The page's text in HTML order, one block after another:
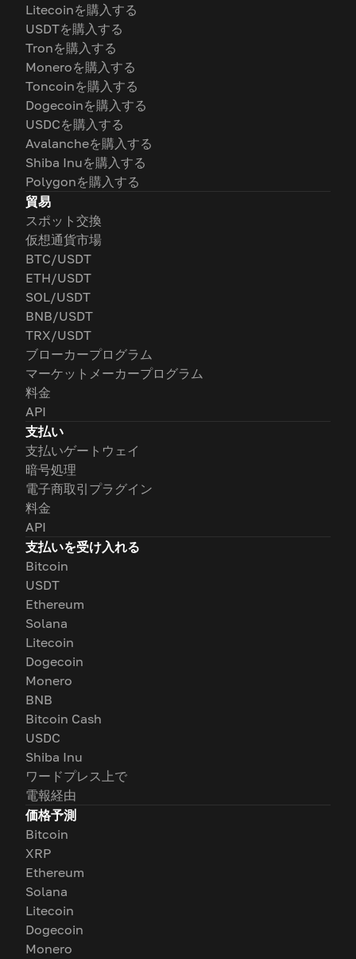
Litecoinを購入する
USDTを購入する
Tronを購入する
Moneroを購入する
Toncoinを購入する
Dogecoinを購入する
USDCを購入する
Avalancheを購入する
Shiba Inuを購入する
Polygonを購入する
貿易
スポット交換
仮想通貨市場
BTC/USDT
ETH/USDT
SOL/USDT
BNB/USDT
TRX/USDT
ブローカープログラム
マーケットメーカープログラム
料金
API
支払い
支払いゲートウェイ
暗号処理
電子商取引プラグイン
料金
API
支払いを受け入れる
Bitcoin
USDT
Ethereum
Solana
Litecoin
Dogecoin
Monero
BNB
Bitcoin Cash
USDC
Shiba Inu
ワードプレス上で
電報経由
価格予測
Bitcoin
XRP
Ethereum
Solana
Litecoin
Dogecoin
Monero